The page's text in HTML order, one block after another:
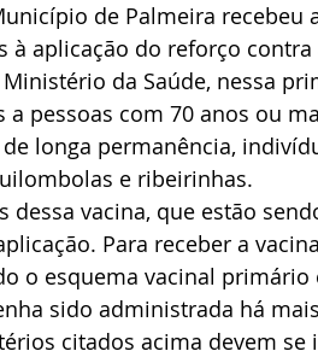
de Palmeira recebeu
à aplicação do reforço
da Saúde, nessa
pessoas com 70 anos ou
longa permanência,
e ribeirinhas.
dessa vacina, que estão
Para receber a
o esquema vacinal primário
sido administrada há
citados acima devem